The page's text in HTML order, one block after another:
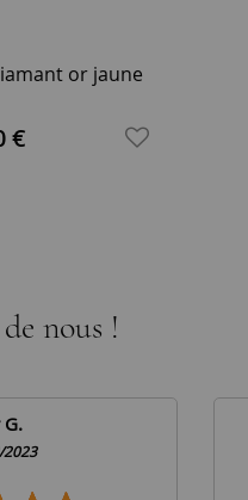
or jaune
€
nous !
2023